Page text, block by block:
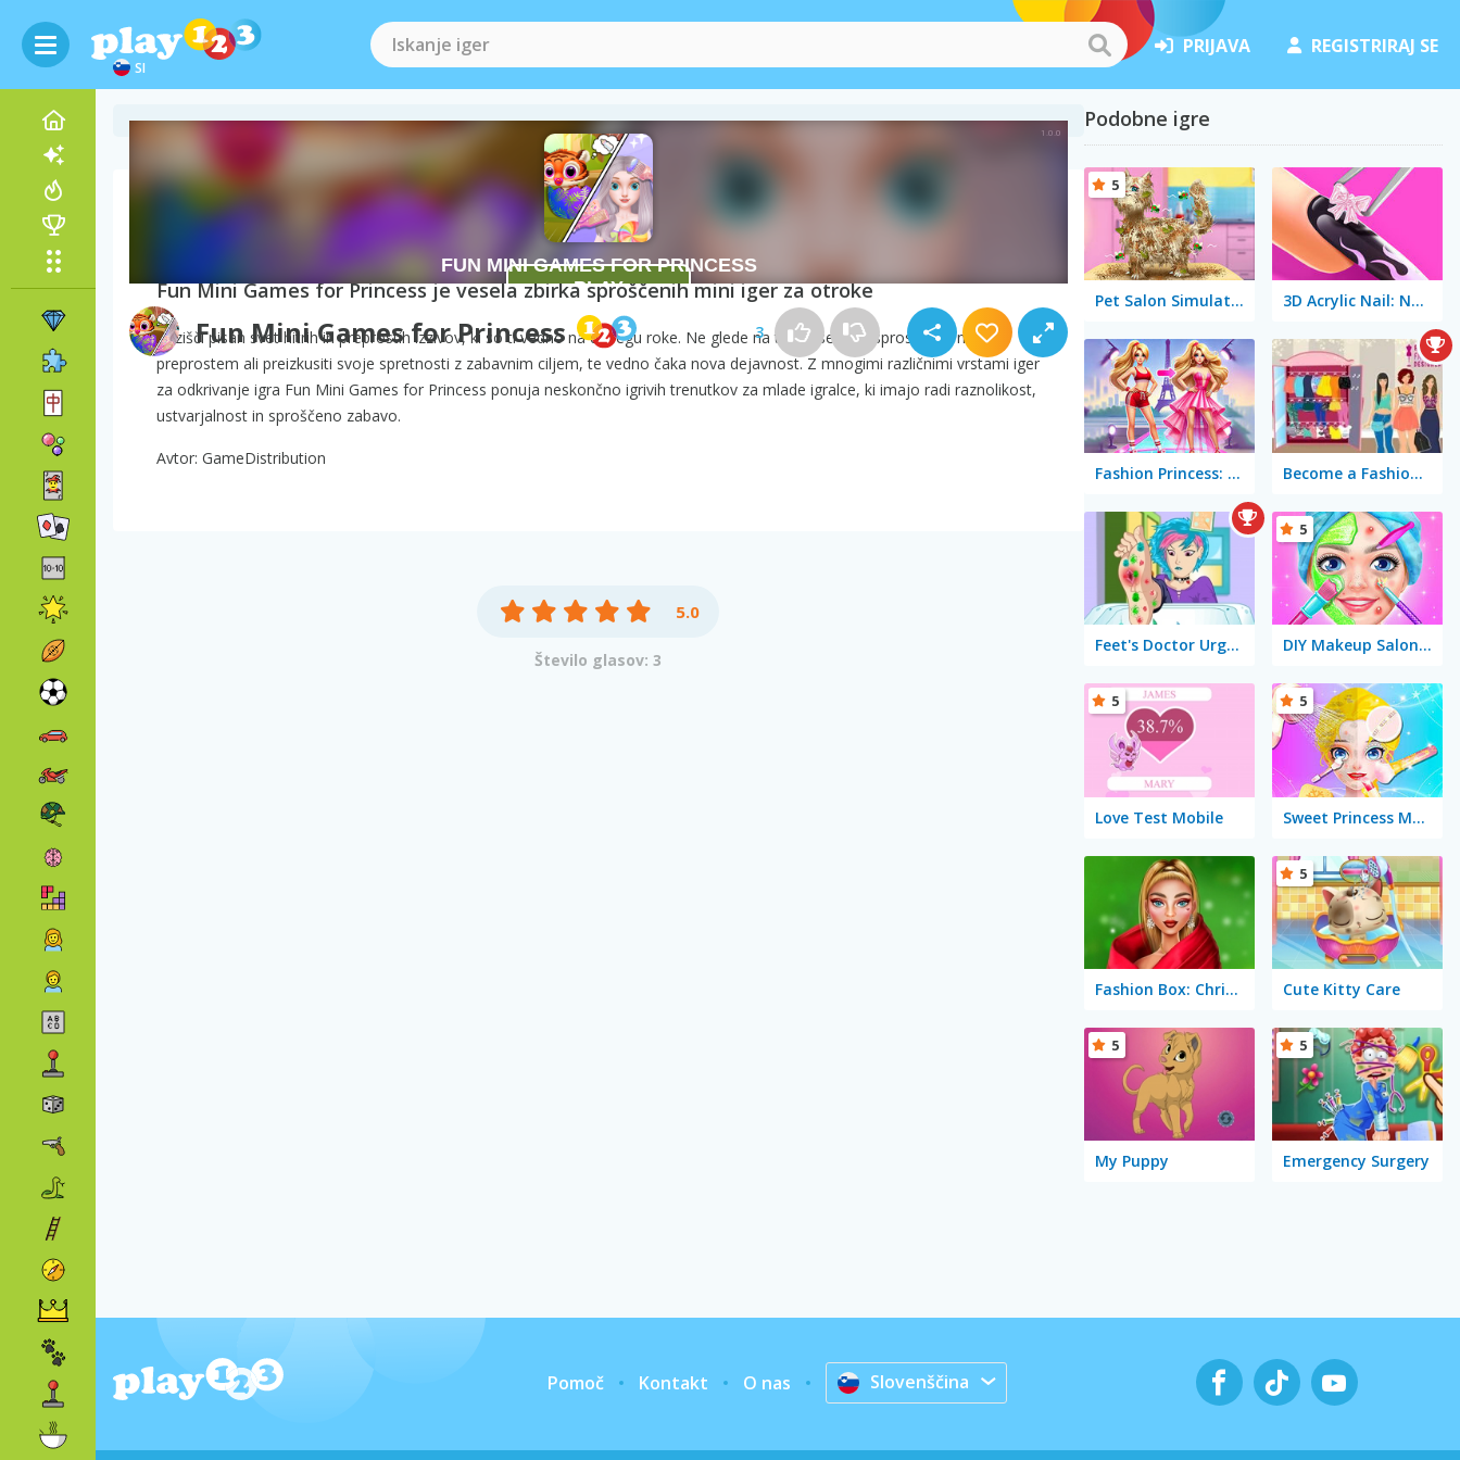
SI
PRIJAVA REGISTRIRAJ SE
Fun Mini Games for Princess 3
O igri Fun Mini Games for Princess
Fun Mini Games for Princess je vesela zbirka sproščenih mini iger za otroke
Razišči pisan svet hitrih in preprostih izzivov, ki so ti vedno na dosegu roke. Ne glede na to, ali se želiš sprostiti ob nečem
preprostem ali preizkusiti svoje spretnosti z zabavnim ciljem, te vedno čaka nova dejavnost. Z mnogimi različnimi vrstami iger
za odkrivanje igra Fun Mini Games for Princess ponuja neskončno igrivih trenutkov za mlade igralce, ki imajo radi raznolikost,
ustvarjalnost in sproščeno zabavo.
Avtor: GameDistribution
5.0
Število glasov: 3
Podobne igre
Pet Salon Simulator
5
3D Acrylic Nail: Nail Art Game
Fashion Princess: Dress Up for Girls Become a Fashion Designer
Feet's Doctor Urgent Care DIY Makeup Salon: SPA Makeover Studio
5
Love Test Mobile
5
Sweet Princess Makeup Party
5
Fashion Box: Christmas Diva Cute Kitty Care
5
My Puppy
5
Emergency Surgery
5
Pomoč Kontakt O nas Slovenščina